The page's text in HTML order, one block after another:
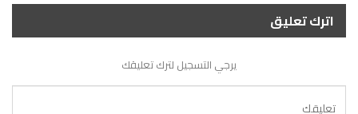
اترك تعليق
يرجي التسجيل لترك تعليقك